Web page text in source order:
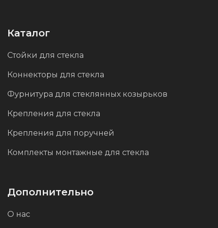
привлекательность. Такое покрытие
безупречный внешний вид.
Каталог
Стойки для стекла
Коннекторы для стекла
Фурнитура для стеклянных козырьков
Крепления для стекла
Крепления для поручней
Комплекты монтажные для стекла
Дополнительно
О нас